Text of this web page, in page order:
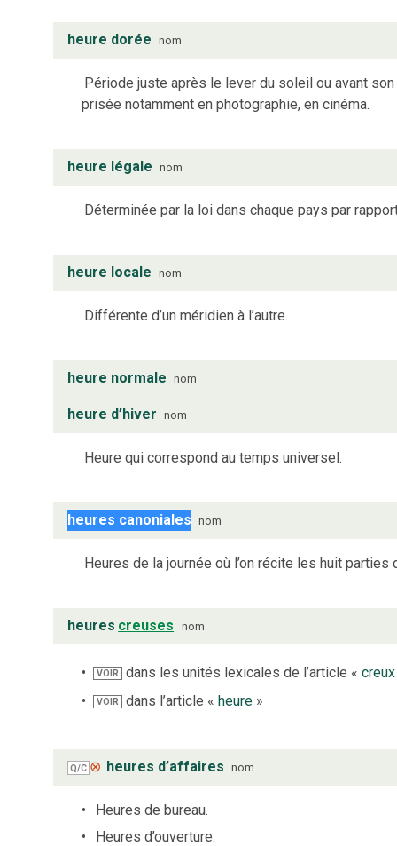
heure dorée nom
Période juste après le lever du soleil ou avant
prisée notamment en photographie, en cinéma.
heure légale nom
Déterminée par la loi dans chaque pays par
heure locale nom
Différente d’un méridien à l’autre.
heure normale nom
heure d’hiver nom
Heure qui correspond au temps universel.
heures canoniales nom
Heures de la journée où l’on récite les huit parties
heures creuses nom
VOIR dans les unités lexicales de l’article «creux
VOIR dans l’article «heure »
Q/C ⊗ heures d’affaires nom
Heures de bureau.
Heures d’ouverture.